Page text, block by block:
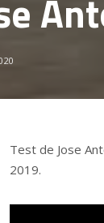
Test de Jose
2019.